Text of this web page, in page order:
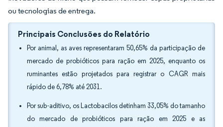
ou tecnologias de entrega.
Principais Conclusões do Relatório
Por animal, as aves representaram 50,65% da participação de
mercado de probióticos para ração em 2025, enquanto os
ruminantes estão projetados para registrar o CAGR mais
rápido de 6,78% até 2031.
Por sub-aditivo, os Lactobacilos detinham 33,05% do tamanho
do mercado de probióticos para ração em 2025 e as